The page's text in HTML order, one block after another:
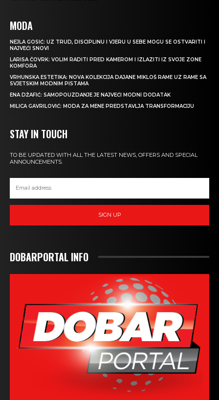
MODA
NEJLA GOSIĆ: UZ TRUD, DISCIPLINU I VJERU U SEBE MOGU SE OSTVARITI I
NAJVEĆI SNOVI
LARISA ČOVRK: VOLIM RADITI PRED KAMEROM I IZLAZITI IZ SVOJE ZONE
KOMFORA
VRHUNSKA ESTETIKA: NOVA KOLEKCIJA DAJANE MIKLOŠ RAME UZ RAME SA
SVJETSKIM MODNIM PISTAMA
ENA DŽAFIĆ: SAMOPOUZDANJE JE NAJVEĆI MODNI DODATAK
MILICA GAVRILOVIĆ: MODA ZA MENE PREDSTAVLJA TRANSFORMACIJU
STAY IN TOUCH
TO BE UPDATED WITH ALL THE LATEST NEWS, OFFERS AND SPECIAL
ANNOUNCEMENTS.
SIGN UP
DOBARPORTAL INFO